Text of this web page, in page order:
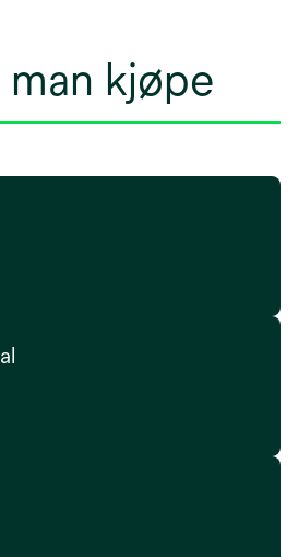
man kjøpe